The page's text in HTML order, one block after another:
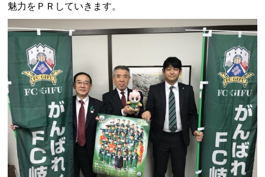
魅力をＰＲしていきます。